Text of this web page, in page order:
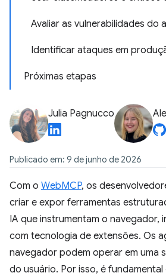
Avaliar as vulnerabilidades do
Identificar ataques em
Próximas etapas
Julia Pagnucco
Publicado em: 9 de junho de 2026
Com o WebMCP, os
criar e expor ferramentas
IA que instrumentam o navegador,
com tecnologia de extensões. Os
navegador podem operar em uma
do usuário. Por isso, é fundamental